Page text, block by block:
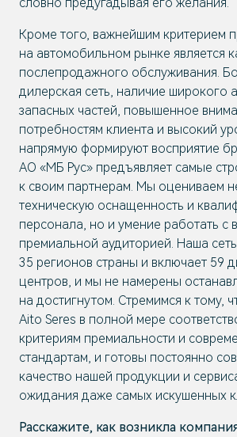
Кроме того, важнейшим критерием
на автомобильном рынке является
послепродажного обслуживания.
дилерская сеть, наличие широкого
запасных частей, повышенное
потребностям клиента и высокий
напрямую формируют восприятие
АО «МБ Рус» предъявляет самые
к своим партнерам. Мы оцениваем
техническую оснащенность и
персонала, но и умение работать с
премиальной аудиторией. Наша
35 регионов страны и включает 59
центров, и мы не намерены
на достигнутом. Стремимся к тому,
Aito Seres в полной мере
критериям премиальности и
стандартам, и готовы постоянно
качество нашей продукции и
ожидания даже самых искушенных
Расскажите, как возникла